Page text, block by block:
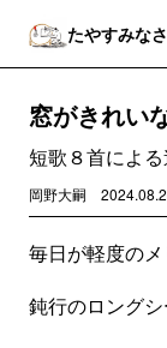
たやすみな
窓がきれい
短歌８首による
岡野大嗣
毎日が軽度の
鈍行のロング